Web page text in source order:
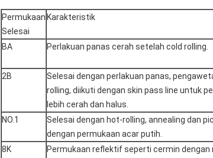
Permukaan
Selesai
Karakteristik
BA Perlakuan panas cerah setelah cold rolling.
2B
Selesai dengan perlakuan panas,
rolling, diikuti dengan skin pass line untuk
lebih cerah dan halus.
NO.1
Selesai dengan hot-rolling, annealing dan
dengan permukaan acar putih.
8K
Permukaan reflektif seperti cermin dengan